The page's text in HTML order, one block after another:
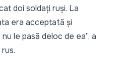
doi soldați ruși. La
era acceptată și
le pasă deloc de ea”, a